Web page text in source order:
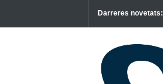
Darreres novetats: